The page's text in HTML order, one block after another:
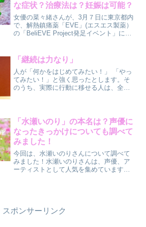
な症状？治療法は？妊娠は可能？
女優の菜々緒さんが、3月７日に東京都内
で、解熱鎮痛薬「EVE」(エスエス製薬）
の「BeliEVE Project発足イベント」に出
「EVE（イブ）」が3月8日の...
「継続は力なり」
人が「何かをはじめてみたい！」 「やっ
てみたい！」と強く思ったとします。そ
のうち、実際に行動に移せる人は、全体
ことについて、書...
「水瀬いのり」の本名は？声優に
なったきっかけについても調べて
みました！
今回は、水瀬いのりさんについて調べて
みました！水瀬いのりさんは、声優、ア
ーティストとして人気を集めています！
スポンサーリンク